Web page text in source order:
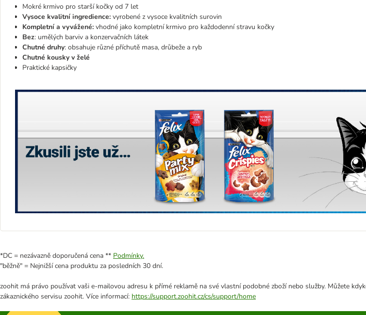
Mokré krmivo pro starší kočky od 7 let
Vysoce kvalitní ingredience: vyrobené z vysoce kvalitních surovin
Kompletní a vyvážené: vhodné jako kompletní krmivo pro každodenní stravu kočky
Bez: umělých barviv a konzervačních látek
Chutné druhy: obsahuje různé příchutě masa, drůbeže a ryb
Chutné kousky v želé
Praktické kapsičky
*DC = nezávazně doporučená cena ** Podmínky.
"běžně" = Nejnižší cena produktu za posledních 30 dní.
zoohit má právo používat vaši e-mailovou adresu k přímé reklamě na své vlastní podobné zboží nebo služby. Můžete
zákaznického servisu zoohit. Více informací: https://support.zoohit.cz/cs/support/home